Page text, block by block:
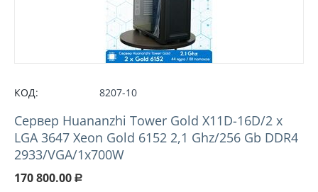
КОД: 8207-10
Cервер Huananzhi Tower Gold X11D-16D/2 x
LGA 3647 Xeon Gold 6152 2,1 Ghz/256 Gb DDR4
2933/VGA/1x700W
170 800.00 Р